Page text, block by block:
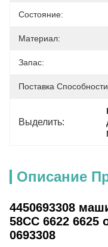
Состояние:
Материал:
Запас:
Поставка
Выделить:
Описание
4450693308
58СС 6622 6625
0693308